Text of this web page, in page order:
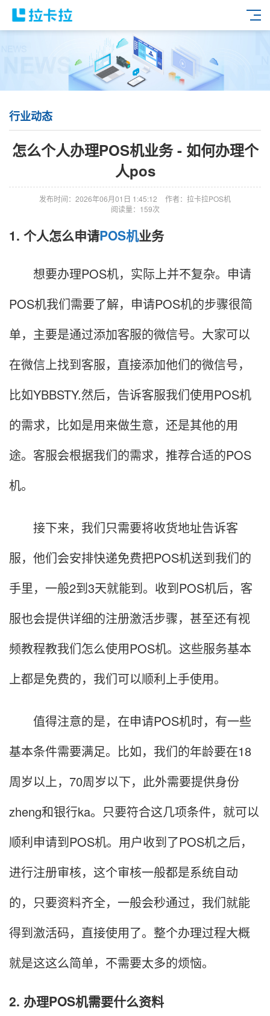
行业动态
怎么个人办理POS机业务 - 如何办理个
人pos
发布时间：2026年06月01日 1:45:12
作者：拉卡拉POS机
阅读量：159次
1. 个人怎么申请POS机业务
想要办理POS机，实际上并不复杂。申请
POS机我们需要了解，申请POS机的步骤很简
单，主要是通过添加客服的微信号。大家可以
在微信上找到客服，直接添加他们的微信号，
比如YBBSTY.然后，告诉客服我们使用POS机
的需求，比如是用来做生意，还是其他的用
途。客服会根据我们的需求，推荐合适的POS
机。
接下来，我们只需要将收货地址告诉客
服，他们会安排快递免费把POS机送到我们的
手里，一般2到3天就能到。收到POS机后，客
服也会提供详细的注册激活步骤，甚至还有视
频教程教我们怎么使用POS机。这些服务基本
上都是免费的，我们可以顺利上手使用。
值得注意的是，在申请POS机时，有一些
基本条件需要满足。比如，我们的年龄要在18
周岁以上，70周岁以下，此外需要提供身份
zheng和银行ka。只要符合这几项条件，就可以
顺利申请到POS机。用户收到了POS机之后，
进行注册审核，这个审核一般都是系统自动
的，只要资料齐全，一般会秒通过，我们就能
得到激活码，直接使用了。整个办理过程大概
就是这这么简单，不需要太多的烦恼。
2. 办理POS机需要什么资料